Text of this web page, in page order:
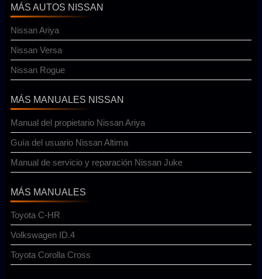
MÁS AUTOS NISSAN
Nissan Ariya
Nissan Versa
Nissan Rogue
MÁS MANUALES NISSAN
Manual del propietario Nissan Ariya
Guía del usuario Nissan Altima
Manual de servicio y reparación Nissan Juke
MÁS MANUALES
Toyota C-HR
Volkswagen ID.4
Toyota Corolla Cross